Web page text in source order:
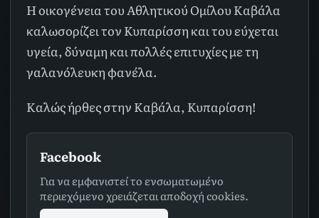
Η οικογένεια του Αθλητικού Ομίλου Καβάλα
καλωσορίζει τον Κυπαρίσση και του εύχεται
υγεία, δύναμη και πολλές επιτυχίες με τη
γαλανόλευκη φανέλα.
Καλώς ήρθες στην Καβάλα, Κυπαρίσση!
Facebook
Για να εμφανιστεί το ενσωματωμένο
περιεχόμενο χρειάζεται αποδοχή cookies.